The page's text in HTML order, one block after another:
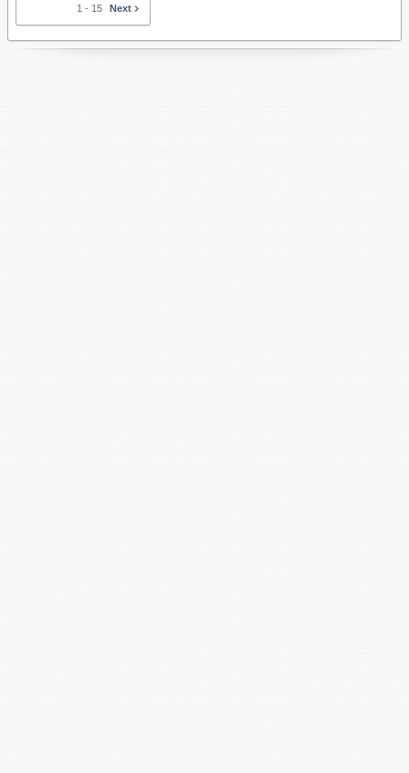
1 - 15 Next